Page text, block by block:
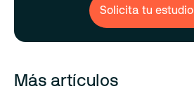
Solicita tu estudio
Más artículos